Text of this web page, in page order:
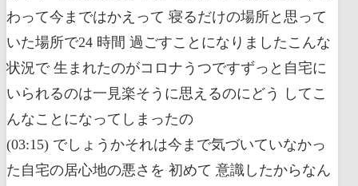
わって今まではかえって 寝るだけの場所と思って
いた場所で24 時間 過ごすことになりましたこんな
状況で 生まれたのがコロナうつですずっと自宅に
いられるのは一見楽そうに思えるのにどう してこ
んなことになってしまったの
(03:15) でしょうかそれは今まで気づいていなかっ
た自宅の居心地の悪さを 初めて 意識したからなん